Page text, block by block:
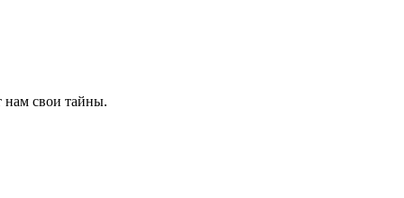
свои тайны.